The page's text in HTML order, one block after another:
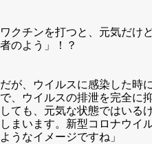
ワクチンを打つと、元気だけ
者のよう」！？
だが、ウイルスに感染した時
で、ウイルスの排泄を完全に
しても、元気な状態ではいる
しまいます。新型コロナウイ
ようなイメージですね」